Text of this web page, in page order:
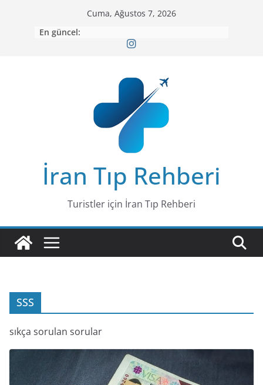
Cuma, Ağustos 7, 2026
En güncel:
İran Tıp Rehberi
Turistler için İran Tıp Rehberi
SSS
sıkça sorulan sorular